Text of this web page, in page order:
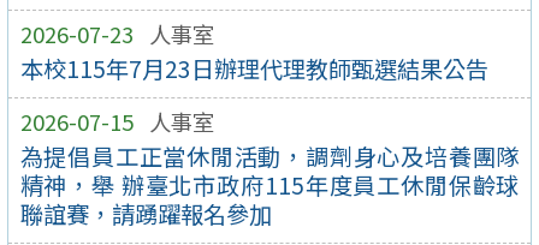
2026-07-23 人事室
本校115年7月23日辦理代理教師甄選結果公告
2026-07-15 人事室
為提倡員工正當休閒活動，調劑身心及培養團隊
精神，舉 辦臺北市政府115年度員工休閒保齡球
聯誼賽，請踴躍報名參加